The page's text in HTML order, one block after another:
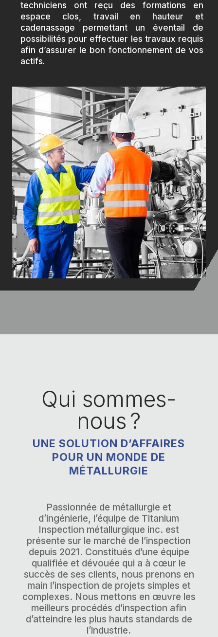
techniciens ont reçu des formations en
espace clos, travail en hauteur et
cadenassage permettant un éventail de
possibilités pour effectuer les travaux requis
afin d’assurer le bon fonctionnement de vos
actifs.
Qui sommes-
nous ?
UNE SOLUTION D’AFFAIRES
POUR UN MONDE DE
MÉTALLURGIE
Passionnée de métallurgie et
d’ingénierie, l’équipe de Titanium
Inspection métallurgique inc. est
présente sur le marché de l’inspection
depuis 2021. Constitués d’une équipe
qualifiée et dévouée qui a à cœur le
succès de ses clients, nous prenons en
main l’inspection de projets simples et
complexes. Nous mettons en œuvre les
meilleurs procédés d’inspection afin
d’atteindre les plus hauts standards de
l’industrie.